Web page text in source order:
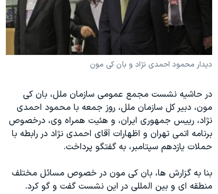
فرهنگ و زندگی
حقوق شهروندی
علم و فناوری
گالری عکس
آرشیو پخش زنده
مستندها
انتخابات ریاست جمهوری آمریکا ۲۰۲۴
رمز مهسا
اعتراضات زن، زندگی، آزادی
مجموعه مستندهای دادخواهی
تریبونال مردمی آبان ۹۸
دادگاه حمید نوری
چهل سال گروگان‌گیری
قانون شفافیت دارائی کادر رهبری ایران
دنبال کنید
ديدار محمود احمدی نژاد و بان کی مون
در حاشيه نشست مجمع عمومی سازمان ملل، بان کی
مون، دبير کل سازمان ملل، روز جمعه با محمود احمدی
نژاد، رييس جمهوری ايران، و هئيت همراه وی، درخصوص
برنامه اتمی تهران و اظهارات آقای احمدی نژاد در رابطه با
حملات يازدهم سپتامبر، به گفتگو پرداخت.
بنا به گزارش ها، بان کی مون در خصوص مسائل مختلف
منطقه ای و بين المللی در اين نشست گفت و گو کرد.